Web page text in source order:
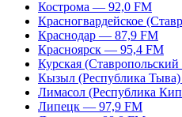
Кострома — 92,0 FM
Красногвардейское
Краснодар — 87,9 FM
Красноярск — 95,4 FM
Курская
Кызыл (Республика
Лимасол (Республика
Липецк — 97,9 FM